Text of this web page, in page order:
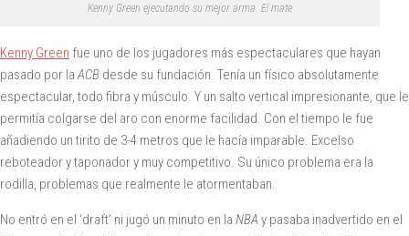
Kenny Green ejecutando su mejor arma. El mate
Kenny Green fue uno de los jugadores más espectaculares que hayan
pasado por laACB desde su fundación. Tenía un físico absolutamente
espectacular, todo fibra y músculo. Y un salto vertical impresionante, que le
permitía colgarse del aro con enorme facilidad. Con el tiempo le fue
añadiendo un tirito de 3-4 metros que le hacía imparable. Excelso
reboteador y taponador y muy competitivo. Su único problema era la
rodilla, problemas que realmente le atormentaban.
No entró en el ‘draft’ ni jugó un minuto en la NBA y pasaba inadvertido en el